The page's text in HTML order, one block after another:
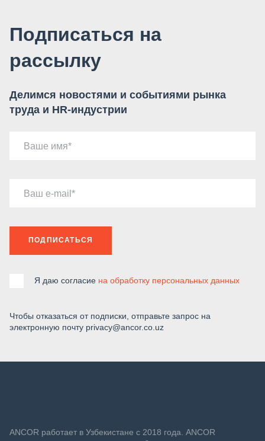
Подписаться на
рассылку
Делимся новостями и событиями рынка
труда и HR-индустрии
Ваше имя
Ваш e-mail
ПОДПИСАТЬСЯ
Я даю согласие на обработку персональных данных
Чтобы отказаться от подписки, отправьте запрос на
электронную почту privacy@ancor.co.uz
ANСOR работает в Узбекистане с 2018 года. ANCOR